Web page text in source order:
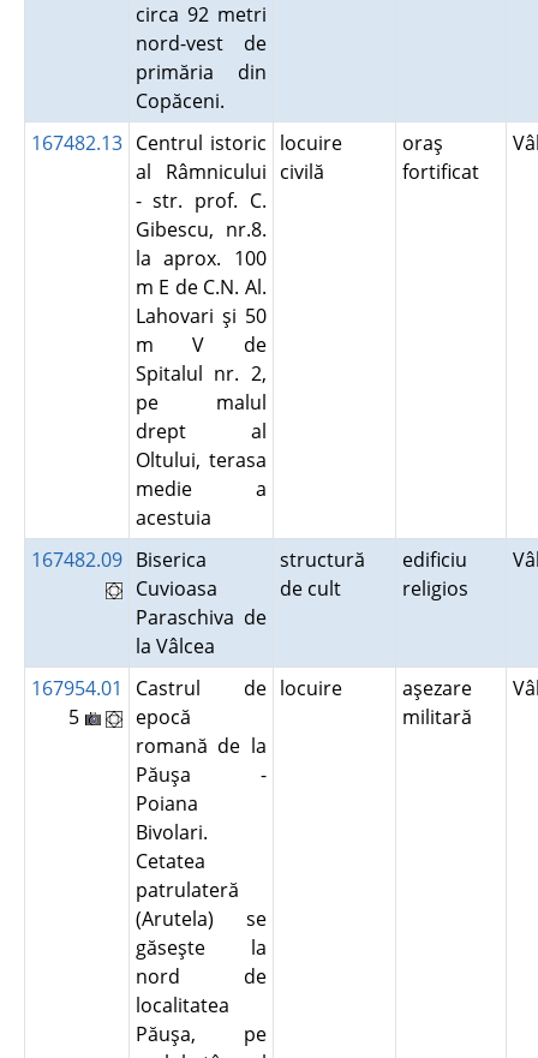
circa 92 metri
nord-vest de
primăria din
Copăceni.
167482.13 Centrul istoric
al Râmnicului
- str. prof. C.
Gibescu, nr.8.
la aprox. 100
m E de C.N. Al.
Lahovari şi 50
m V de
Spitalul nr. 2,
pe malul
drept al
Oltului, terasa
medie a
acestuia
locuire
civilă
oraş
fortificat
167482.09 Biserica
Cuvioasa
Paraschiva de
la Vâlcea
structură
de cult
edificiu
religios
167954.01
5
Castrul de
epocă
romană de la
Păuşa -
Poiana
Bivolari.
Cetatea
patrulateră
(Arutela) se
găseşte la
nord de
localitatea
Păuşa, pe
locuire
aşezare
militară